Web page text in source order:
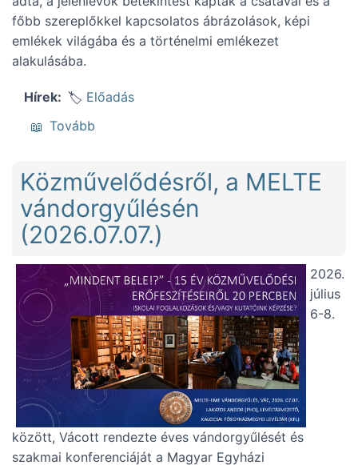
főbb szereplőkkel kapcsolatos ábrázolások, képi
emlékek világába és a történelmi emlékezet
alakulásába.
Hírek
Előadás
Tovább
Közművelődésről, a MELTE
vándorgyűlésén
(2026.07.07.)
2026.
július
6-8.
között, Vácott rendezte éves vándorgyűlését és
szakmai konferenciáját a Magyar Egyházi